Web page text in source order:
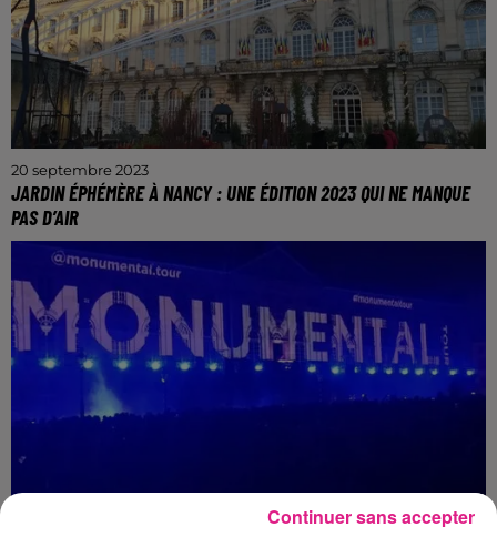
20 septembre 2023
JARDIN ÉPHÉMÈRE À NANCY : UNE ÉDITION 2023 QUI NE MANQUE
PAS D’AIR
Un rendez-vous qui transforme une nouvelle la place
Stanislas.
Continuer sans accepter